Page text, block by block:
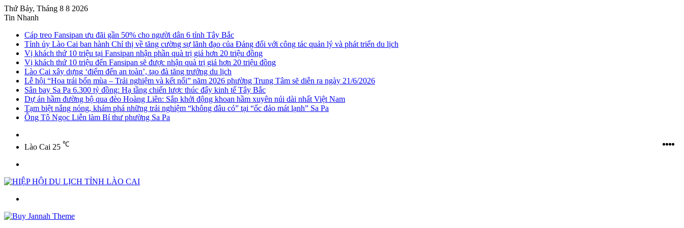
Thứ Bảy, Tháng 8 8 2026
Tin Nhanh
Cáp treo Fansipan ưu đãi gần 50% cho người dân 6 tỉnh Tây Bắc
Tỉnh ủy Lào Cai ban hành Chỉ thị về tăng cường sự lãnh đạo của Đảng đối với công tác quản lý và phát triển du lịch
Vị khách thứ 10 triệu tại Fansipan nhận phần quà trị giá hơn 20 triệu đồng
Vị khách thứ 10 triệu đến Fansipan sẽ được nhận quà trị giá hơn 20 triệu đồng
Lào Cai xây dựng ‘điểm đến an toàn’, tạo đà tăng trưởng du lịch
Lễ hội “Hoa trái bốn mùa – Trải nghiệm và kết nối” năm 2026 phường Trung Tâm sẽ diễn ra ngày 21/6/2026
Sân bay Sa Pa 6.300 tỷ đồng: Hạ tầng chiến lược thúc đẩy kinh tế Tây Bắc
Dự án hầm đường bộ qua đèo Hoàng Liên: Sắp khởi động khoan hầm xuyên núi dài nhất Việt Nam
Tạm biệt nắng nóng, khám phá những trải nghiệm “không đâu có” tại “ốc đảo mát lạnh” Sa Pa
Ông Tô Ngọc Liễn làm Bí thư phường Sa Pa
Lào Cai 25 ℃